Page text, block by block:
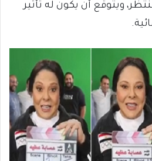
ويتوقع أن يكون له تأثير